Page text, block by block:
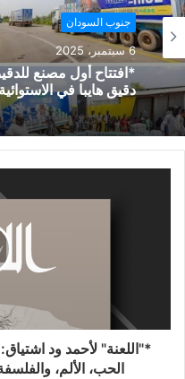
جنوب السودان
6 سبتمبر، 2025
*افتتاح أول مصنع
دقيق هايبا في
*"اللعنة" لأحمد ود
الحب، الألم،